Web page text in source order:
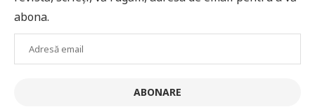
abona.
Adresă
ABONARE